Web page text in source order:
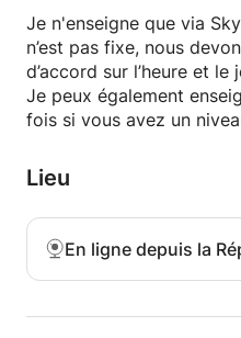
les autres ou qu'ils ne
- Je prépare
travail et exercices pour
conçus pour votre
parfois moi-même pour
- Je suis étudiant en
l'anglais depuis l'âge de
l'examen FCE il y a 2
C1). J'aime transmettre
Je n'enseigne que via
n’est pas fixe, nous
d’accord sur l’heure et le
Je peux également
fois si vous avez un
Lieu
En ligne depuis la